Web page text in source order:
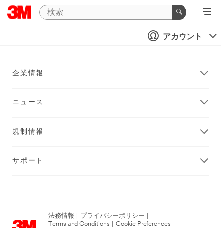
アカウント
企業情報
ニュース
規制情報
サポート
法務情報 プライバシーポリシー
Terms and Conditions
Cookie Preferences